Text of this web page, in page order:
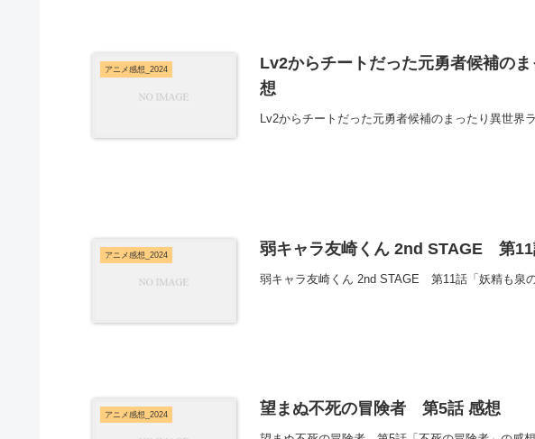
アニメ感想_2024
Lv2からチートだった元勇者候補の
想
Lv2からチートだった元勇者候補のまったり異世
アニメ感想_2024 弱キャラ友崎くん 2nd STAGE 第11
弱キャラ友崎くん 2nd STAGE 第11話「妖精も泉
アニメ感想_2024 望まぬ不死の冒険者 第5話 感想